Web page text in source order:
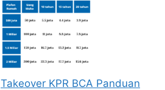
Takeover KPR BCA Panduan